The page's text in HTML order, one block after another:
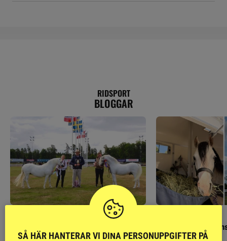
RIDSPORT
BLOGGAR
Så gick det på
SÅ HÄR HANTERAR VI DINA PERSONUPPGIFTER PÅ